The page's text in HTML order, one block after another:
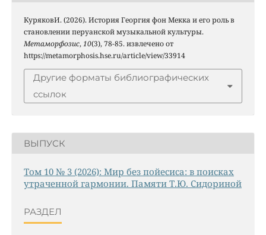
КуряковИ. (2026). История Георгия фон Мекка и его роль в
становлении перуанской музыкальной культуры.
Метаморфозис,10(3), 78-85. извлечено от
https://metamorphosis.hse.ru/article/view/33914
Другие форматы библиографических
ссылок
ВЫПУСК
Том 10 № 3 (2026): Мир без пойесиса: в поисках
утраченной гармонии. Памяти Т.Ю. Сидориной
РАЗДЕЛ